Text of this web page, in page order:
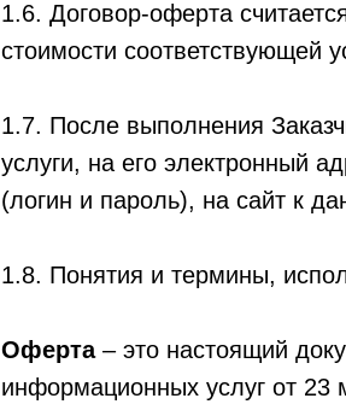
1.6. Договор-оферта
стоимости соответствующей
1.7. После выполнения
услуги, на его электронный
(логин и пароль), на сайт к
1.8. Понятия и термины,
Оферта– это настоящий
информационных услуг от 23